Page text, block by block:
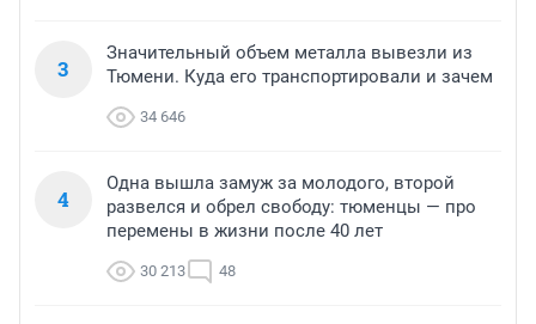
3
Значительный объем металла вывезли из
Тюмени. Куда его транспортировали и зачем
34 646
4
Одна вышла замуж за молодого, второй
развелся и обрел свободу: тюменцы — про
перемены в жизни после 40 лет
30 213 48